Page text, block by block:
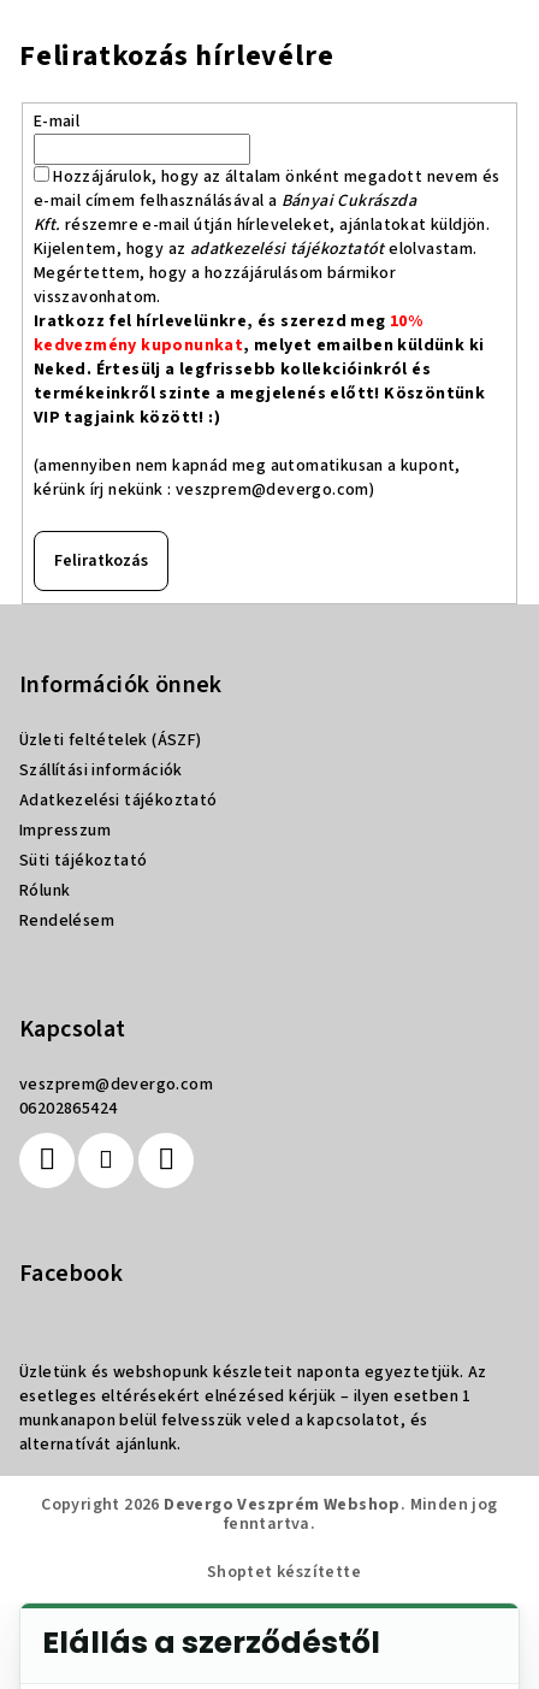
Feliratkozás hírlevélre
E-mail
Hozzájárulok, hogy az általam önként megadott nevem és
e-mail címem felhasználásával a Bányai Cukrászda
Kft. részemre e-mail útján hírleveleket, ajánlatokat küldjön.
Kijelentem, hogy az adatkezelési tájékoztatótelolvastam.
Megértettem, hogy a hozzájárulásom bármikor
visszavonhatom.
Iratkozz fel hírlevelünkre, és szerezd meg 10%
kedvezmény kuponunkat, melyet emailben küldünk ki
Neked. Értesülj a legfrissebb kollekcióinkról és
termékeinkről szinte a megjelenés előtt! Köszöntünk
VIP tagjaink között! :)
(amennyiben nem kapnád meg automatikusan a kupont,
kérünk írj nekünk : veszprem@devergo.com)
Feliratkozás
Információk önnek
Üzleti feltételek (ÁSZF)
Szállítási információk
Adatkezelési tájékoztató
Impresszum
Süti tájékoztató
Rólunk
Rendelésem
Kapcsolat
veszprem@devergo.com
06202865424
Facebook
Üzletünk és webshopunk készleteit naponta egyeztetjük. Az
esetleges eltérésekért elnézésed kérjük – ilyen esetben 1
munkanapon belül felvesszük veled a kapcsolatot, és
alternatívát ajánlunk.
Copyright 2026 Devergo Veszprém Webshop. Minden jog
fenntartva.
Shoptet készítette
Elállás a szerződéstől